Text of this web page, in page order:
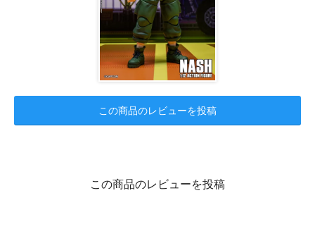
この商品のレビューを投稿
この商品のレビューを投稿